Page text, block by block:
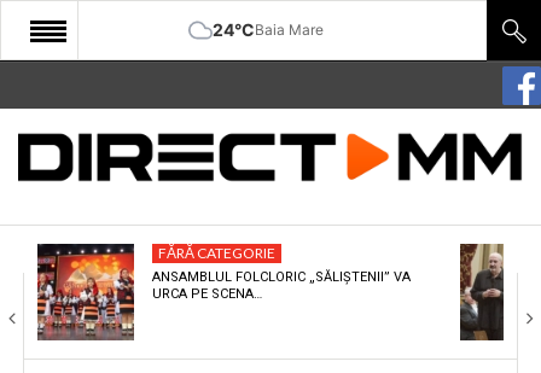
24°CBaia Mare
START
COMUNITATE
CULTURA
ECONOMIE
SANATATE
FĂRĂ CATEGORIE
ANSAMBLUL FOLCLORIC „SĂLIȘTENII” VA
URCA PE SCENA…